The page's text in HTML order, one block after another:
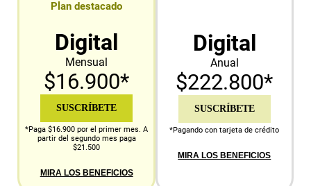
Plan destacado
Digital
Mensual
$16.900*
SUSCRÍBETE
*Paga $16.900 por el primer mes. A
partir del segundo mes paga
$21.500
MIRA LOS BENEFICIOS
Digital
Anual
$222.800*
SUSCRÍBETE
*Pagando con tarjeta de crédito
MIRA LOS BENEFICIOS